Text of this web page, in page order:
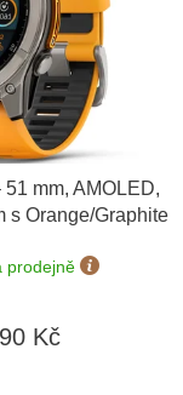
mm, AMOLED,
s Orange/Graphite
prodejně
Kč